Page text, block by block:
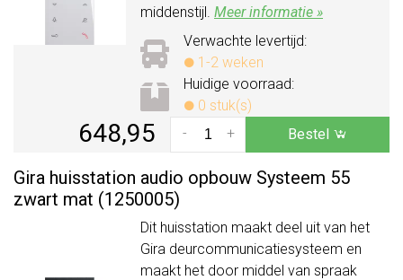
middenstijl. Meer informatie »
Verwachte levertijd:
1-2 weken
Huidige voorraad:
0 stuk(s)
648,95 +
- Bestel
Gira huisstation audio opbouw Systeem 55
zwart mat (1250005)
Dit huisstation maakt deel uit van het
Gira deurcommunicatiesysteem en
maakt het door middel van spraak